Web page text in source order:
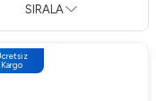
SIRALA
Kargo